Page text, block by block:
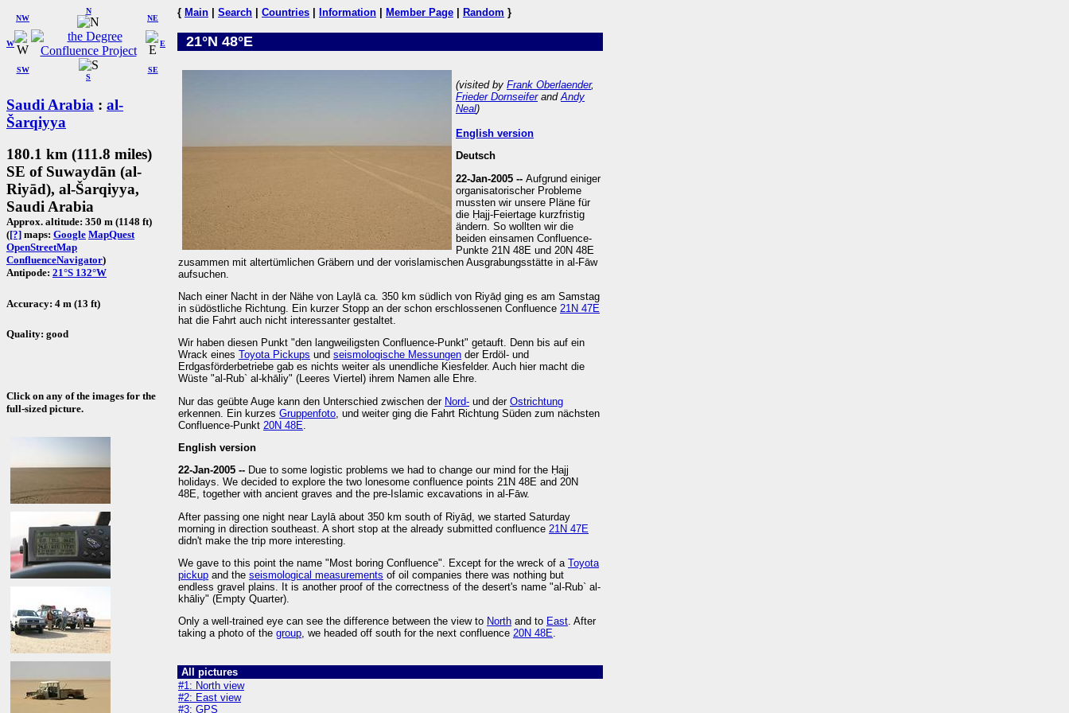
W
NW
N
NE
SW
S
SE
E
Saudi Arabia : al-
Šarqiyya
180.1 km (111.8 miles)
SE of Suwaydān (al-
Riyād), al-Šarqiyya,
Saudi Arabia
Approx. altitude: 350 m (1148 ft)
([?] maps: Google MapQuest
OpenStreetMap
ConfluenceNavigator)
Antipode: 21°S 132°W
Accuracy: 4 m (13 ft)
Quality: good
Click on any of the images for the
full-sized picture.
{ Main Search Countries Information Member Page Random }
21°N 48°E
(visited by Frank Oberlaender,
Frieder DornseiferandAndy
Neal)
English version
Deutsch
22-Jan-2005 -- Aufgrund einiger
organisatorischer Probleme
mussten wir unsere Pläne für
die Ḥajj-Feiertage kurzfristig
ändern. So wollten wir die
beiden einsamen Confluence-
Punkte 21N 48E und 20N 48E
zusammen mit altertümlichen Gräbern und der vorislamischen Ausgrabungsstätte in al-Fāw
aufsuchen.
Nach einer Nacht in der Nähe von Laylā ca. 350 km südlich von Riyāḍ ging es am Samstag
in südöstliche Richtung. Ein kurzer Stopp an der schon erschlossenen Confluence 21N 47E
hat die Fahrt auch nicht interessanter gestaltet.
Wir haben diesen Punkt "den langweiligsten Confluence-Punkt" getauft. Denn bis auf ein
Wrack eines Toyota Pickups und seismologische Messungen der Erdöl- und
Erdgasförderbetriebe gab es nichts weiter als unendliche Kiesfelder. Auch hier macht die
Wüste "al-Rub` al-khāliy" (Leeres Viertel) ihrem Namen alle Ehre.
Nur das geübte Auge kann den Unterschied zwischen der Nord- und der Ostrichtung
erkennen. Ein kurzes Gruppenfoto , und weiter ging die Fahrt Richtung Süden zum nächsten
Confluence-Punkt 20N 48E
English version
22-Jan-2005 -- Due to some logistic problems we had to change our mind for the Ḥajj
holidays. We decided to explore the two lonesome confluence points 21N 48E and 20N
48E, together with ancient graves and the pre-Islamic excavations in al-Fāw.
After passing one night near Laylā about 350 km south of Riyāḍ, we started Saturday
morning in direction southeast. A short stop at the already submitted confluence 21N 47E
didn't make the trip more interesting.
We gave to this point the name "Most boring Confluence". Except for the wreck of a Toyota
pickup and the seismological measurements of oil companies there was nothing but
endless gravel plains. It is another proof of the correctness of the desert's name "al-Rub` al-
khāliy" (Empty Quarter).
Only a well-trained eye can see the difference between the view to North and to East. After
taking a photo of the group, we headed off south for the next confluence 20N 48E.
All pictures
#1: North view
#2: East view
#3: GPS